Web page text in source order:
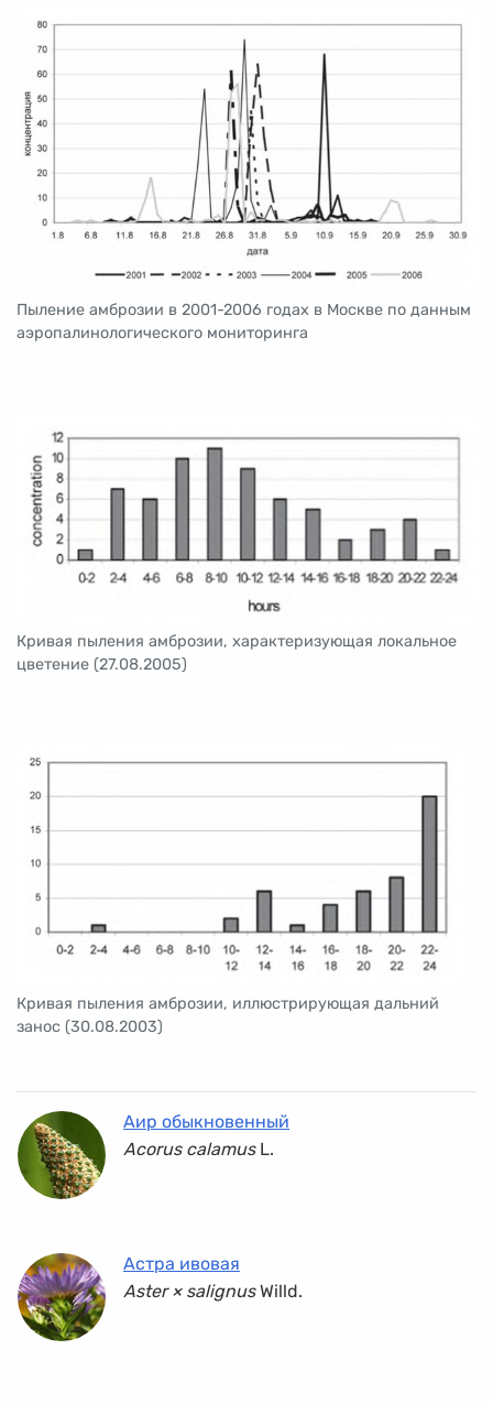
Пыление амброзии в 2001-2006 годах в Москве по данным
аэропалинологического мониторинга
Кривая пыления амброзии, характеризующая локальное
цветение (27.08.2005)
Кривая пыления амброзии, иллюстрирующая дальний
занос (30.08.2003)
Аир обыкновенный
Acorus calamusL.
Астра ивовая
Aster × salignusWilld.